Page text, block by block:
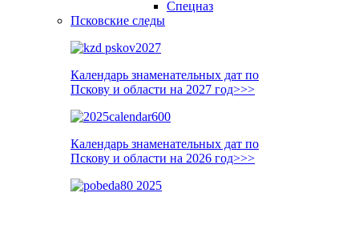
Спецназ
Псковские следы
Календарь знаменательных дат по
Пскову и области на 2027 год>>>
Календарь знаменательных дат по
Пскову и области на 2026 год>>>